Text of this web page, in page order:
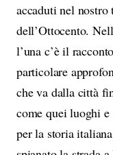
accaduti nel
dell’Ottocento.
l’una c’è il
particolare
che va dalla città
come quei luoghi
per la storia